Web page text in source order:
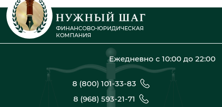
ФИНАНСОВО-ЮРИДИЧЕСКАЯ
КОМПАНИЯ
Ежедневно с 10:00 до 22:00
8 (800) 101-33-83
8 (968) 593-21-71